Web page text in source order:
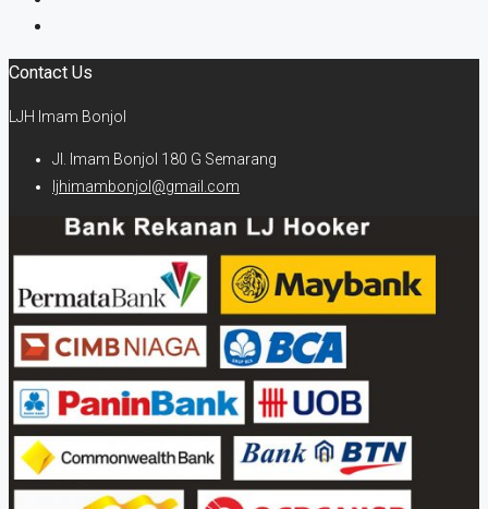
Contact Us
LJH Imam Bonjol
Jl. Imam Bonjol 180 G Semarang
ljhimambonjol@gmail.com